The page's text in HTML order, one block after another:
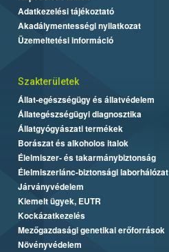
Adatkezelési tájékoztató
Akadálymentességi nyilatkozat
Üzemeltetési információ
Szakterületek
Állat-egészségügy és állatvédelem
Állategészségügyi diagnosztika
Állatgyógyászati termékek
Borászat és alkoholos italok
Élelmiszer- és takarmánybiztonság
Élelmiszerlánc-biztonsági laborhálózat
Járványvédelem
Kiemelt ügyek, EUTR
Kockázatkezelés
Mezőgazdasági genetikai erőforrások
Növényvédelem